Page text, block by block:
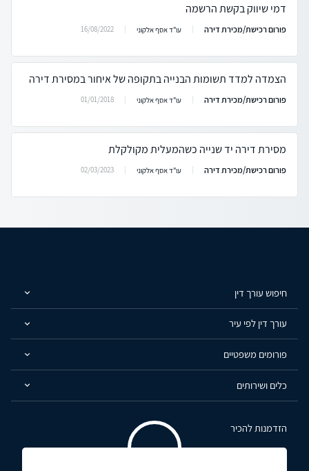
דמי שיווק בקשת הרשמה
פורום רכישת/מכירת דירה עו"ד אסף אלקוני 16/08/2022
הצמדה למדד תשומות הבנייה בתקופה של איחור במסירת דירה
פורום רכישת/מכירת דירה עו"ד אסף אלקוני 01/01/2018
מסירת דירה יד שנייה כשהמעלית מקולקלת
פורום רכישת/מכירת דירה עו"ד אסף אלקוני 02/03/2023
חיפוש עורך דין
עורך דין לפי עיר
פורומים משפטיים
כלים ושירותים
הזדמנות להכיר